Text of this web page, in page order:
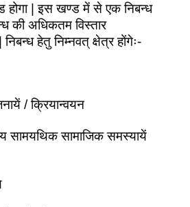
| इस खण्ड में से एक निबन्ध
की अधिकतम विस्तार
हेतु निम्नवत्‌ क्षेत्र होंगेः-
/ क्रियान्वयन
सामयथिक सामाजिक समस्‍यायें